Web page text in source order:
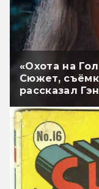
«Охота на
Сюжет,
рассказал